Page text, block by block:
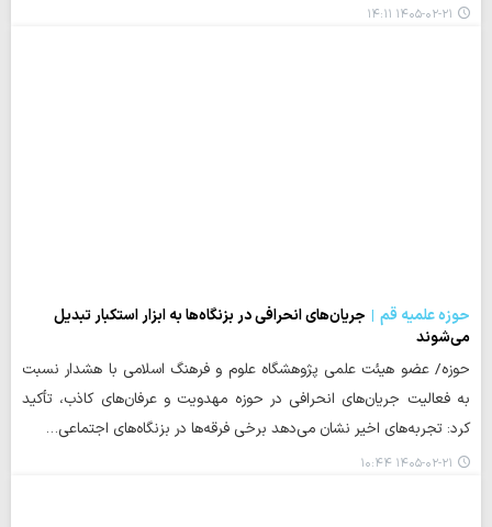
۱۴۰۵-۰۲-۲۱ ۱۴:۱۱
حوزه علمیه قم
جریان‌های انحرافی در بزنگاه‌ها به ابزار استکبار تبدیل
می‌شوند
حوزه/ عضو هیئت علمی پژوهشگاه علوم و فرهنگ اسلامی با هشدار نسبت
به فعالیت جریان‌های انحرافی در حوزه مهدویت و عرفان‌های کاذب، تأکید
کرد: تجربه‌های اخیر نشان می‌دهد برخی فرقه‌ها در بزنگاه‌های اجتماعی…
۱۴۰۵-۰۲-۲۱ ۱۰:۴۴